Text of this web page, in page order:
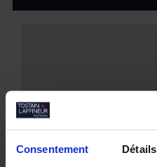
Consentement Détails